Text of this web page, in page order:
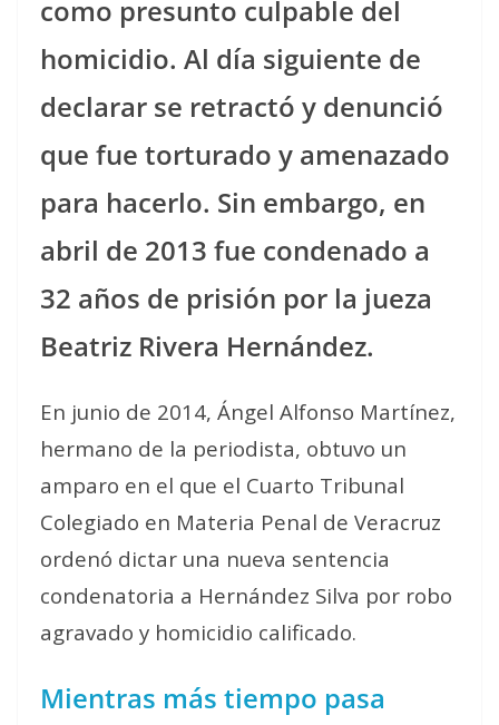
como presunto culpable del
homicidio. Al día siguiente de
declarar se retractó y denunció
que fue torturado y amenazado
para hacerlo. Sin embargo, en
abril de 2013 fue condenado a
32 años de prisión por la jueza
Beatriz Rivera Hernández.
En junio de 2014, Ángel Alfonso Martínez,
hermano de la periodista, obtuvo un
amparo en el que el Cuarto Tribunal
Colegiado en Materia Penal de Veracruz
ordenó dictar una nueva sentencia
condenatoria a Hernández Silva por robo
agravado y homicidio calificado.
Mientras más tiempo pasa